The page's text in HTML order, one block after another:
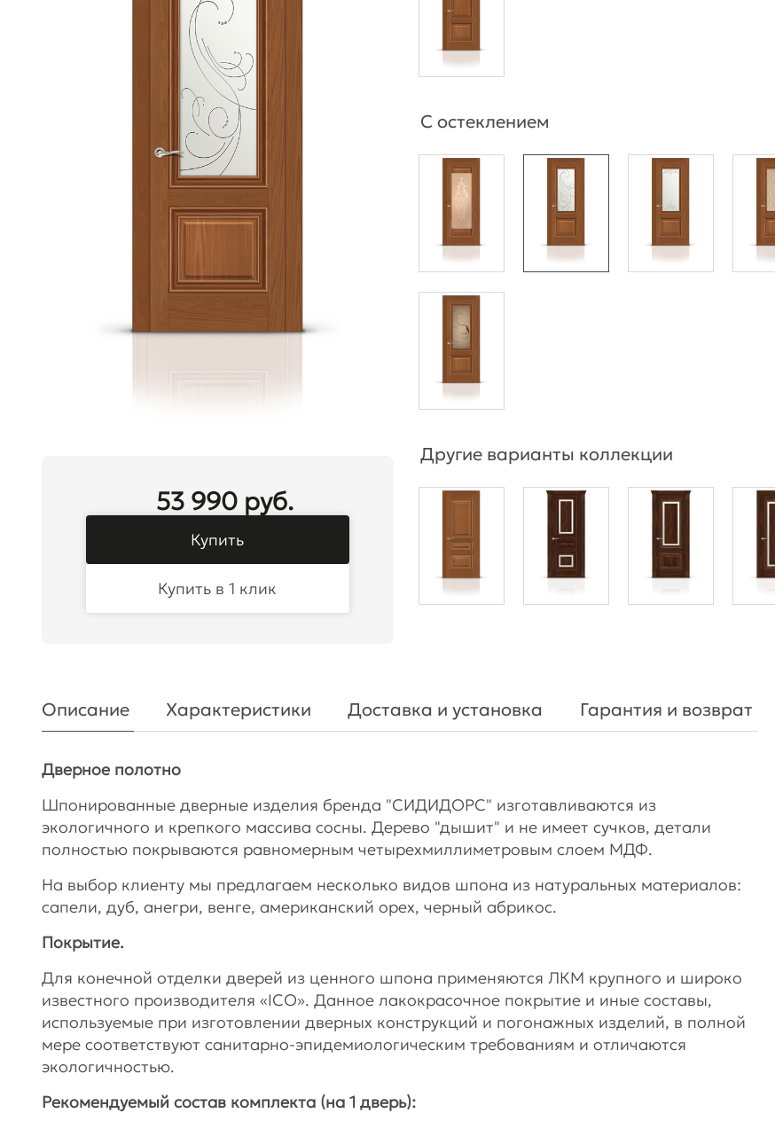
53 990 руб.
Купить
Купить в 1 клик
С остеклением
Другие варианты коллекции
Описание Характеристики Доставка и установка Гарантия и возврат
Дверное полотно
Шпонированные дверные изделия бренда "СИДИДОРС" изготавливаются из
экологичного и крепкого массива сосны. Дерево "дышит" и не имеет сучков, детали
полностью покрываются равномерным четырехмиллиметровым слоем МДФ.
На выбор клиенту мы предлагаем несколько видов шпона из натуральных материалов:
сапели, дуб, анегри, венге, американский орех, черный абрикос.
Покрытие.
Для конечной отделки дверей из ценного шпона применяются ЛКМ крупного и широко
известного производителя «ICO». Данное лакокрасочное покрытие и иные составы,
используемые при изготовлении дверных конструкций и погонажных изделий, в полной
мере соответствуют санитарно-эпидемиологическим требованиям и отличаются
экологичностью.
Рекомендуемый состав комплекта (на 1 дверь):